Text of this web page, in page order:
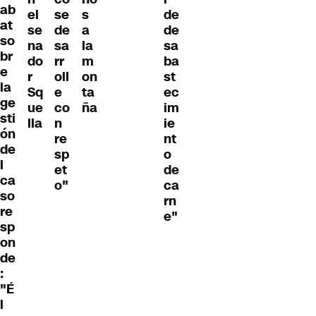
ab
at
so
br
e
la
ge
sti
ón
de
l
ca
so
re
sp
on
de
:
"É
l
el
se
na
do
r
Sq
ue
lla
se
de
sa
rr
oll
e
co
n
re
sp
et
o"
s
a
la
m
on
ta
ña
de
de
sa
ba
st
ec
im
ie
nt
o
de
ca
rn
e"